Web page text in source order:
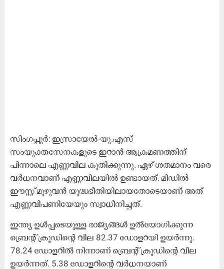
സിംഗപ്പൂർ: ഇസ്രായേൽ-യു.എസ്
സംയുക്തസേനകളുടെ ഇറാൻ ആക്രമണത്തിന്
പിന്നാലെ എണ്ണവില കുതിക്കുന്നു. ഏഴ് ശതമാനം വരെ
വർധനവാണ് എണ്ണവിലയിൽ ഉണ്ടായത്. മിഡിൽ
ഈസ്റ്റ് മുഴുവൻ യുദ്ധഭീതിയിലായതോടെയാണ് അത്
എണ്ണവിപണിയേയും സ്വാധീനിച്ചത്.
ഇന്ത്യ ഉൾപ്പടെയുള്ള രാജ്യങ്ങൾ ഉൽയോഗിക്കുന്ന
ബ്രെന്റ് ക്രൂഡിന്റെ വില 82.37 ഡോളറയി ഉയർന്നു.
78.24 ഡോളറിൽ നിന്നാണ് ബ്രെന്റ് ക്രൂഡിന്റെ വില
ഉയർന്നത്. 5.38 ഡോളറിന്റെ വർധനയാണ്